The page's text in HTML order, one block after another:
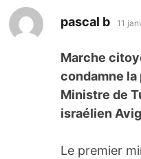
pascal b dit :
11
Marche
condamne
Ministre de
israélien
Le premier